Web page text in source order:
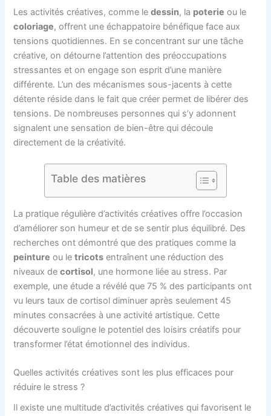
Les activités créatives, comme ledessin, la poterie ou le
coloriage, offrent une échappatoire bénéfique face aux
tensions quotidiennes. En se concentrant sur une tâche
créative, on détourne l’attention des préoccupations
stressantes et on engage son esprit d’une manière
différente. L’un des mécanismes sous-jacents à cette
détente réside dans le fait que créer permet de libérer des
tensions. De nombreuses personnes qui s’y adonnent
signalent une sensation de bien-être qui découle
directement de la créativité.
Table des matières
La pratique régulière d’activités créatives offre l’occasion
d’améliorer son humeur et de se sentir plus équilibré. Des
recherches ont démontré que des pratiques comme la
peinture ou letricots entraînent une réduction des
niveaux decortisol, une hormone liée au stress. Par
exemple, une étude a révélé que 75 % des participants ont
vu leurs taux de cortisol diminuer après seulement 45
minutes consacrées à une activité artistique. Cette
découverte souligne le potentiel des loisirs créatifs pour
transformer l’état émotionnel des individus.
Quelles activités créatives sont les plus efficaces pour
réduire le stress ?
Il existe une multitude d’activités créatives qui favorisent le